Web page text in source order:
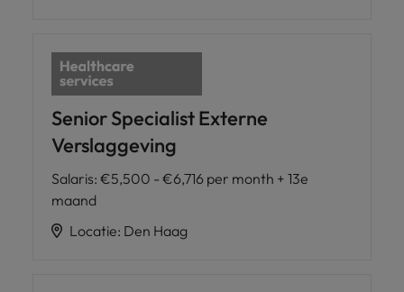
Senior Specialist Externe
Verslaggeving
Salaris: €5,500 - €6,716 per month + 13e
maand
Locatie: Den Haag